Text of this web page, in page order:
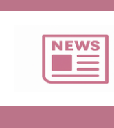
Skip